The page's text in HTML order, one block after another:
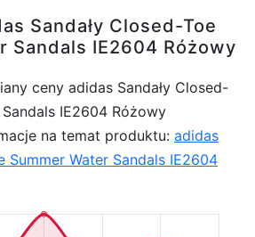
Sandały Closed-Toe
Sandals IE2604 Różowy
ceny adidas Sandały Closed-
IE2604 Różowy
na temat produktu: adidas
Summer Water Sandals IE2604